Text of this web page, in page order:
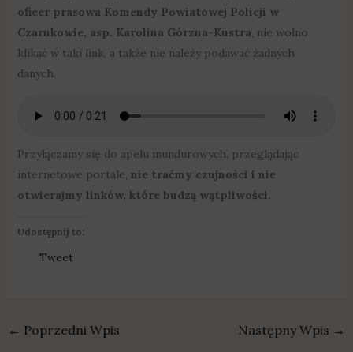
oficer prasowa Komendy Powiatowej Policji w
Czarnkowie, asp. Karolina Górzna-Kustra, nie wolno
klikać w taki link, a także nie należy podawać żadnych
danych.
Przyłączamy się do apelu mundurowych, przeglądając
internetowe portale, nie traćmy czujności i nie
otwierajmy linków, które budzą wątpliwości.
Udostępnij to:
Tweet
← Poprzedni Wpis Następny Wpis →